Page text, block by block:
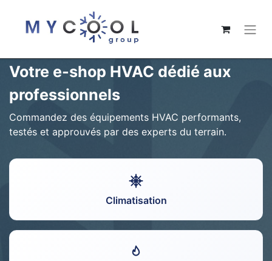
Votre e-shop HVAC dédié aux
professionnels
Commandez des équipements HVAC performants,
testés et approuvés par des experts du terrain.
Climatisation